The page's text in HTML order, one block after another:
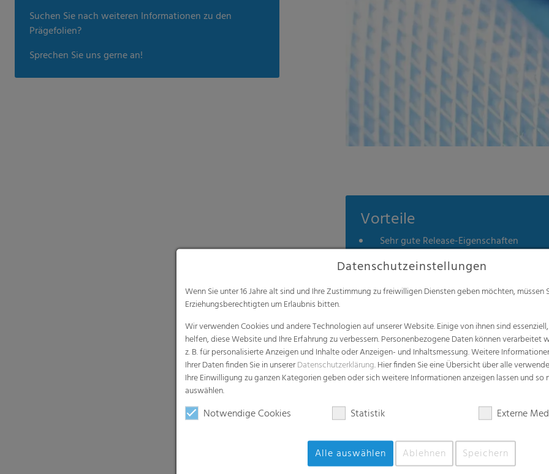
Suchen Sie nach weiteren Informationen zu den
Prägefolien?
Sprechen Sie uns gerne an!
Vorteile
Sehr gute Release-Eigenschaften
Hohe Festigkeiten
Recycelbar
Reifenindustrie
Runderneuerung
Datenschutzeinstellungen
Wenn Sie unter 16 Jahre alt sind und Ihre Zustimmung zu freiwilligen Diensten geben möchten, müssen
Erziehungsberechtigten um Erlaubnis bitten.
Wir verwenden Cookies und andere Technologien auf unserer Website. Einige von ihnen sind
helfen, diese Website und Ihre Erfahrung zu verbessern. Personenbezogene Daten können verarbeitet
z. B. für personalisierte Anzeigen und Inhalte oder Anzeigen- und Inhaltsmessung. Weitere
Ihrer Daten finden Sie in unsererDatenschutzerklärung. Hier finden Sie eine Übersicht über alle
Ihre Einwilligung zu ganzen Kategorien geben oder sich weitere Informationen anzeigen lassen und so
auswählen.
Notwendige Cookies Statistik Externe
Alle auswählen Ablehnen Speichern